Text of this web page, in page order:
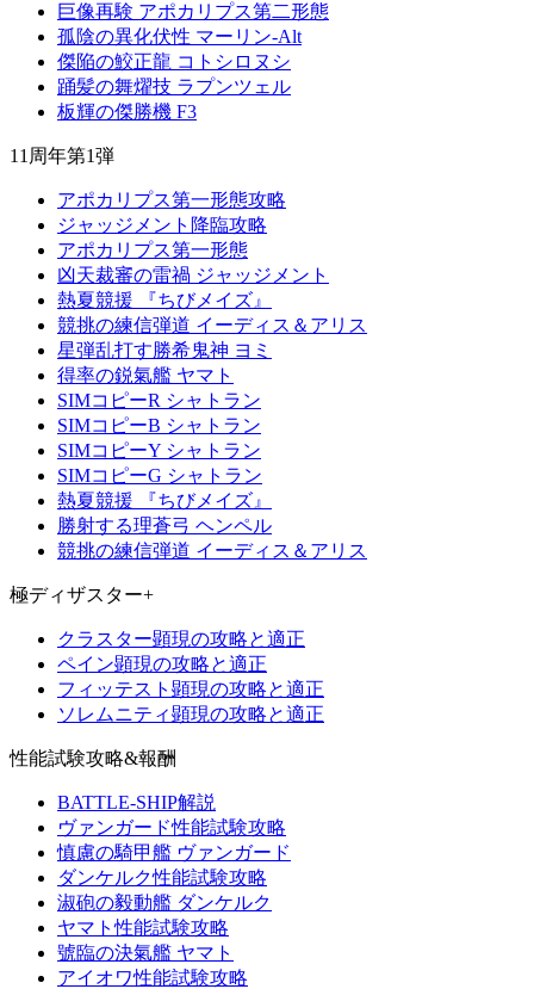
巨像再験 アポカリプス第二形態
孤陰の異化伏性 マーリン-Alt
傑陥の鮫正龍 コトシロヌシ
踊髪の舞燿技 ラプンツェル
板輝の傑勝機 F3
11周年第1弾
アポカリプス第一形態攻略
ジャッジメント降臨攻略
アポカリプス第一形態
凶天裁審の雷禍 ジャッジメント
熱夏競援 『ちびメイズ』
競挑の練信弾道 イーディス＆アリス
星弾乱打す勝希鬼神 ヨミ
得率の鋭氣艦 ヤマト
SIMコピーR シャトラン
SIMコピーB シャトラン
SIMコピーY シャトラン
SIMコピーG シャトラン
熱夏競援 『ちびメイズ』
勝射する理蒼弓 ヘンペル
競挑の練信弾道 イーディス＆アリス
極ディザスター+
クラスター顕現の攻略と適正
ペイン顕現の攻略と適正
フィッテスト顕現の攻略と適正
ソレムニティ顕現の攻略と適正
性能試験攻略&報酬
BATTLE-SHIP解説
ヴァンガード性能試験攻略
慎慮の騎甲艦 ヴァンガード
ダンケルク性能試験攻略
淑砲の毅動艦 ダンケルク
ヤマト性能試験攻略
號臨の決氣艦 ヤマト
アイオワ性能試験攻略